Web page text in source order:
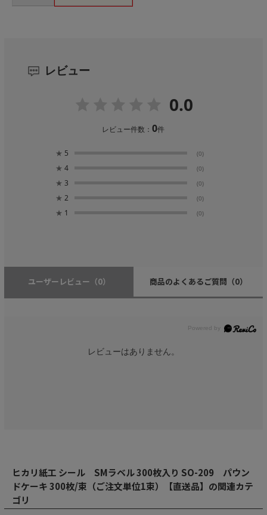
レビュー
0.0
レビュー件数：0件
★ 5 (0)
★ 4 (0)
★ 3 (0)
★ 2 (0)
★ 1 (0)
ユーザーレビュー （0） 商品のよくあるご質問 （0）
レビューはありません。
ヒカリ紙工 シール SMラベル 300枚入り SO-209 パウン
ドケーキ 300枚/束（ご注文単位1束）【直送品】の関連カテ
ゴリ